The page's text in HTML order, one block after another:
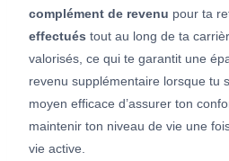
complément de revenu pour ta
effectués tout au long de ta
valorisés, ce qui te garantit une
revenu supplémentaire lorsque tu
moyen efficace d’assurer ton
maintenir ton niveau de vie une
vie active.